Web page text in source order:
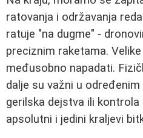
ratovanja i održavanja
ratuje "na dugme" -
preciznim raketama.
međusobno napadati.
dalje su važni u
gerilska dejstva ili kontrola
apsolutni i jedini kraljevi